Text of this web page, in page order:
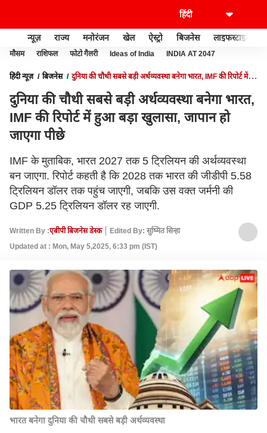
न्यूज़ राज्य मनोरंजन खेल ऐस्ट्रो बिजनेस लाइफस्टाइल
मौसम राशिफल फोटो गैलरी Ideas of India INDIA AT 2047
हिंदी न्यूज़ बिजनेस
दुनिया की चौथी सबसे बड़ी अर्थव्यवस्था बनेगा भारत, IMF की रिपोर्ट में
दुनिया की चौथी सबसे बड़ी अर्थव्यवस्था बनेगा भारत,
IMF की रिपोर्ट में हुआ बड़ा खुलासा, जापान हो
जाएगा पीछे
IMF के मुताबिक, भारत 2027 तक 5 ट्रिलियन की अर्थव्यवस्था
बन जाएगा. रिपोर्ट कहती है कि 2028 तक भारत की जीडीपी 5.58
ट्रिलियन डॉलर तक पहुंच जाएगी, जबकि उस वक्त जर्मनी की
GDP 5.25 ट्रिलियन डॉलर रह जाएगी.
Written By :एबीपी बिजनेस डेस्क
Edited By: सुष्मित सिन्हा
Updated at : Mon, May 5,2025, 6:33 pm (IST)
भारत बनेगा दुनिया की चौथी सबसे बड़ी अर्थव्यवस्था